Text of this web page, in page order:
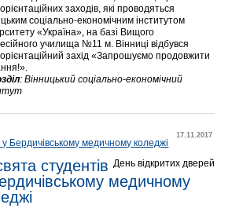
заходів, які проводяться
соціально-економічним інститутом
«Україна», на базі Вищого
училища №11 м. Вінниці відбувся
захід «Запрошуємо продовжити
:Вінницький соціально-економічний
День відкритих дверей
17.11.2017
студентів
медичному